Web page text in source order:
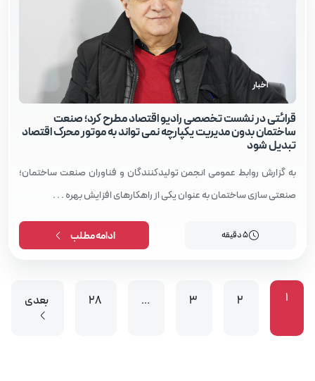
اخبار
قرائتی در نشست تخصصی رادیو اقتصاد مطرح کرد؛ صنعت
ساختمان بدون مدیریت یکپارچه نمی‌ تواند به موتور محرک اقتصاد
تبدیل شود
به گزارش روابط عمومی انجمن تولیدکنندگان و فناوران صنعت ساختمان؛
صنعتی‌ سازی ساختمان به عنوان یکی از راهکارهای افزایش بهره . . .
5 دقیقه ادامه مطلب
1
2
3
…
28 بعدی